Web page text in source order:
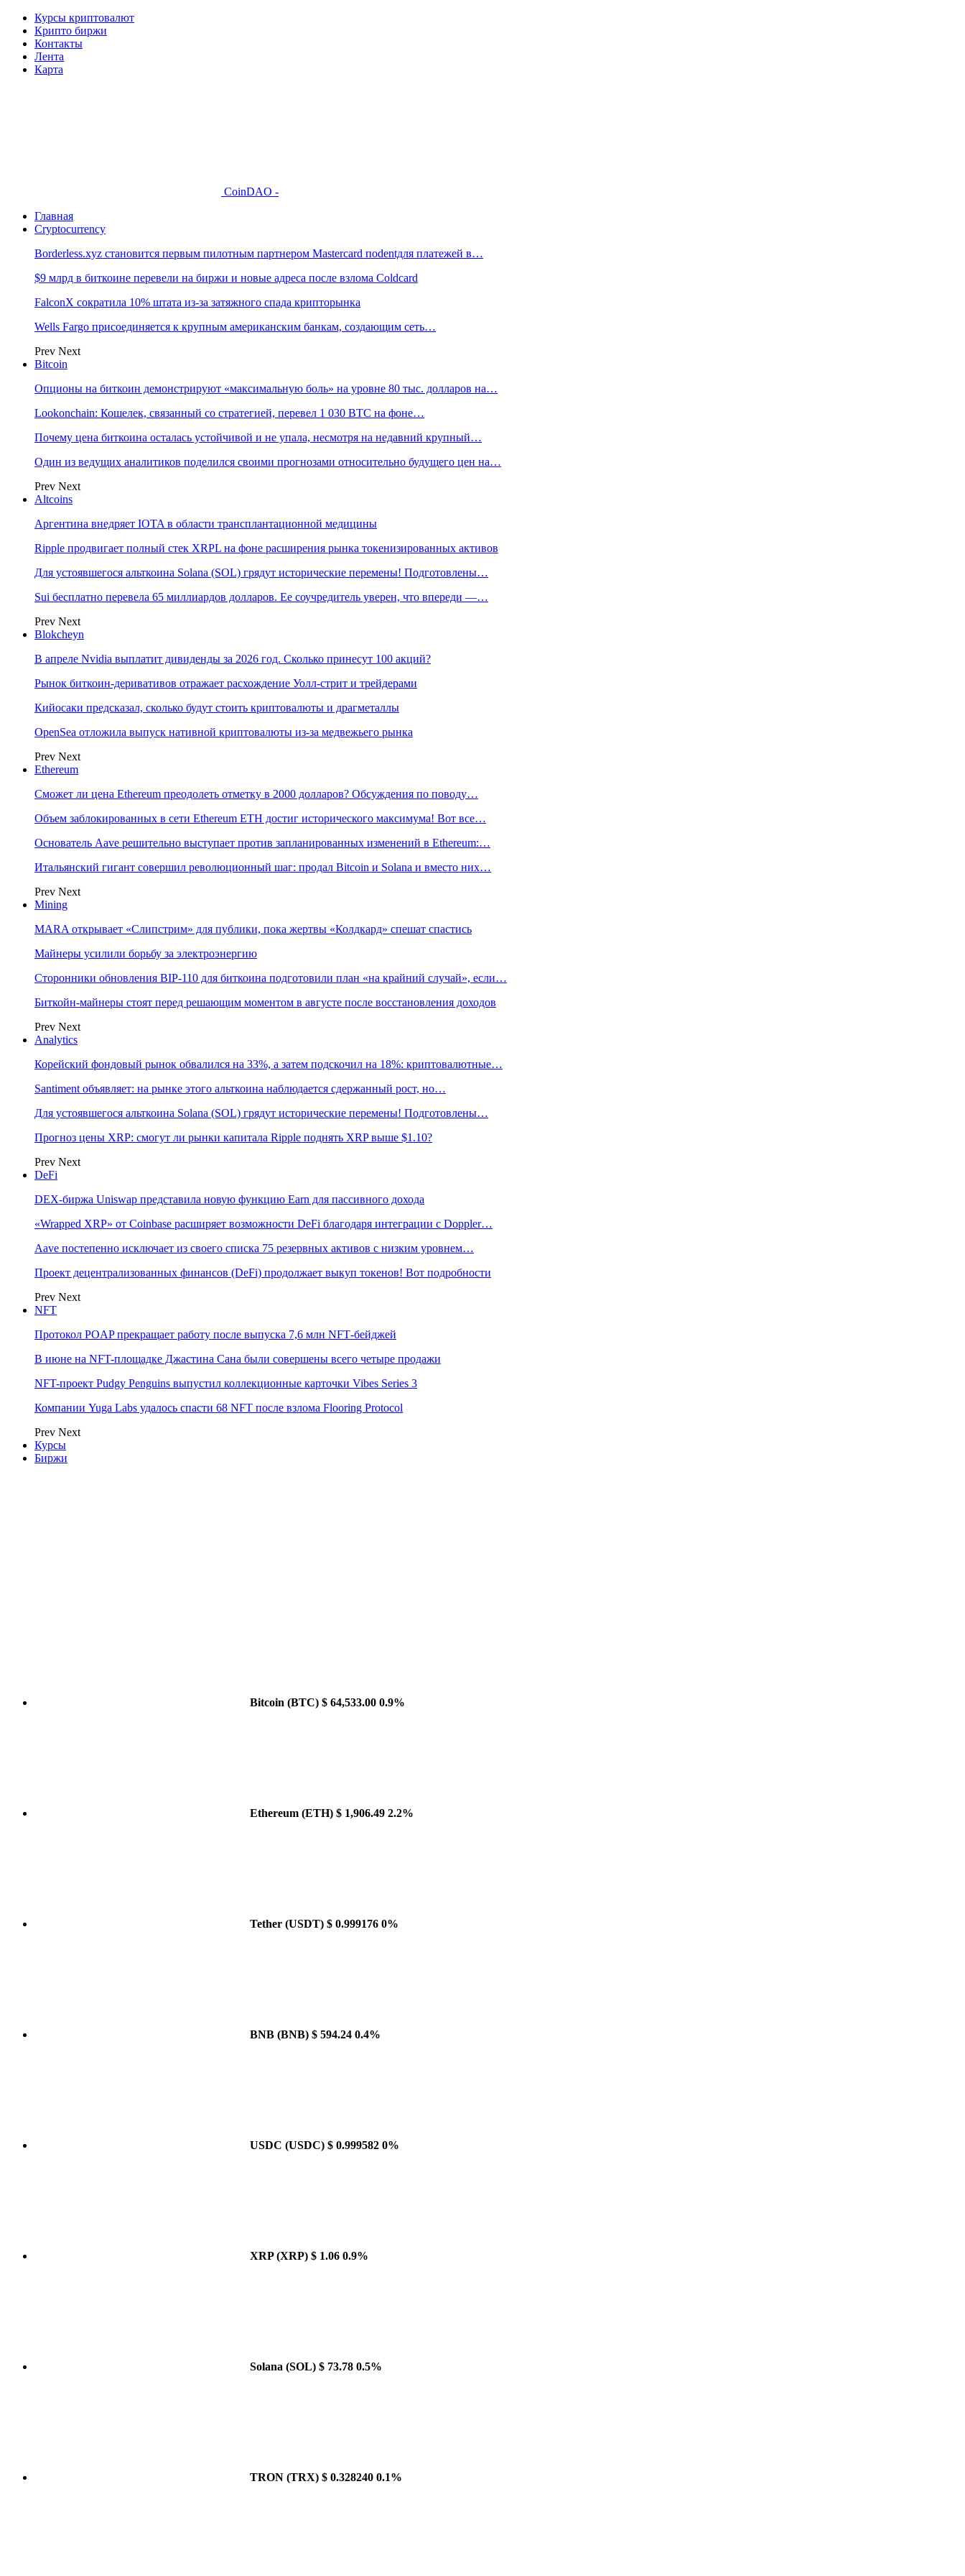
Курсы криптовалют
Крипто биржи
Контакты
Лента
Карта
CoinDAO -
Главная
Cryptocurrency
Borderless.xyz становится первым пилотным партнером Mastercard поdentдля платежей в…
$9 млрд в биткоине перевели на биржи и новые адреса после взлома Coldcard
FalconX сократила 10% штата из-за затяжного спада крипторынка
Wells Fargo присоединяется к крупным американским банкам, создающим сеть…
Prev Next
Bitcoin
Опционы на биткоин демонстрируют «максимальную боль» на уровне 80 тыс. долларов на…
Lookonchain: Кошелек, связанный со стратегией, перевел 1 030 BTC на фоне…
Почему цена биткоина осталась устойчивой и не упала, несмотря на недавний крупный…
Один из ведущих аналитиков поделился своими прогнозами относительно будущего цен на…
Prev Next
Altcoins
Аргентина внедряет IOTA в области трансплантационной медицины
Ripple продвигает полный стек XRPL на фоне расширения рынка токенизированных активов
Для устоявшегося альткоина Solana (SOL) грядут исторические перемены! Подготовлены…
Sui бесплатно перевела 65 миллиардов долларов. Ее соучредитель уверен, что впереди —…
Prev Next
Blokcheyn
В апреле Nvidia выплатит дивиденды за 2026 год. Сколько принесут 100 акций?
Рынок биткоин-деривативов отражает расхождение Уолл-стрит и трейдерами
Кийосаки предсказал, сколько будут стоить криптовалюты и драгметаллы
OpenSea отложила выпуск нативной криптовалюты из-за медвежьего рынка
Prev Next
Ethereum
Сможет ли цена Ethereum преодолеть отметку в 2000 долларов? Обсуждения по поводу…
Объем заблокированных в сети Ethereum ETH достиг исторического максимума! Вот все…
Основатель Aave решительно выступает против запланированных изменений в Ethereum:…
Итальянский гигант совершил революционный шаг: продал Bitcoin и Solana и вместо них…
Prev Next
Mining
MARA открывает «Слипстрим» для публики, пока жертвы «Колдкард» спешат спастись
Майнеры усилили борьбу за электроэнергию
Сторонники обновления BIP-110 для биткоина подготовили план «на крайний случай», если…
Биткойн-майнеры стоят перед решающим моментом в августе после восстановления доходов
Prev Next
Analytics
Корейский фондовый рынок обвалился на 33%, а затем подскочил на 18%: криптовалютные…
Santiment объявляет: на рынке этого альткоина наблюдается сдержанный рост, но…
Для устоявшегося альткоина Solana (SOL) грядут исторические перемены! Подготовлены…
Прогноз цены XRP: смогут ли рынки капитала Ripple поднять XRP выше $1.10?
Prev Next
DeFi
DEX-биржа Uniswap представила новую функцию Earn для пассивного дохода
«Wrapped XRP» от Coinbase расширяет возможности DeFi благодаря интеграции с Doppler…
Aave постепенно исключает из своего списка 75 резервных активов с низким уровнем…
Проект децентрализованных финансов (DeFi) продолжает выкуп токенов! Вот подробности
Prev Next
NFT
Протокол POAP прекращает работу после выпуска 7,6 млн NFT‑бейджей
В июне на NFT-площадке Джастина Сана были совершены всего четыре продажи
NFT-проект Pudgy Penguins выпустил коллекционные карточки Vibes Series 3
Компании Yuga Labs удалось спасти 68 NFT после взлома Flooring Protocol
Prev Next
Курсы
Биржи
Bitcoin (BTC) $ 64,533.00 0.9%
Ethereum (ETH) $ 1,906.49 2.2%
Tether (USDT) $ 0.999176 0%
BNB (BNB) $ 594.24 0.4%
USDC (USDC) $ 0.999582 0%
XRP(XRP) $ 1.06 0.9%
Solana (SOL) $ 73.78 0.5%
TRON (TRX) $ 0.328240 0.1%